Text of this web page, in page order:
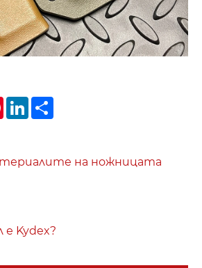
PinterestLinkedIn
на ножницата
е Kydex?